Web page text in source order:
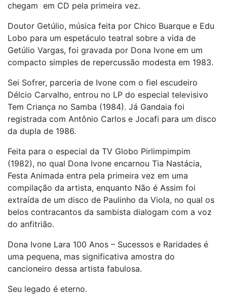
chegam em CD pela primeira vez.
Doutor Getúlio, música feita por Chico Buarque e Edu
Lobo para um espetáculo teatral sobre a vida de
Getúlio Vargas, foi gravada por Dona Ivone em um
compacto simples de repercussão modesta em 1983.
Sei Sofrer, parceria de Ivone com o fiel escudeiro
Délcio Carvalho, entrou no LP do especial televisivo
Tem Criança no Samba (1984). Já Gandaia foi
registrada com Antônio Carlos e Jocafi para um disco
da dupla de 1986.
Feita para o especial da TV Globo Pirlimpimpim
(1982), no qual Dona Ivone encarnou Tia Nastácia,
Festa Animada entra pela primeira vez em uma
compilação da artista, enquanto Não é Assim foi
extraída de um disco de Paulinho da Viola, no qual os
belos contracantos da sambista dialogam com a voz
do anfitrião.
Dona Ivone Lara 100 Anos – Sucessos e Raridades é
uma pequena, mas significativa amostra do
cancioneiro dessa artista fabulosa.
Seu legado é eterno.